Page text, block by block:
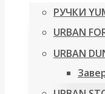
РУЧКИ
URBAN
URBAN